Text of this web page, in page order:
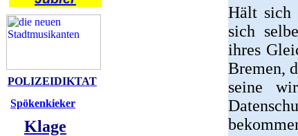
POLIZEIDIKTAT
Spökenkieker
Klage
Hält sich
sich
ihres
Bremen,
seine